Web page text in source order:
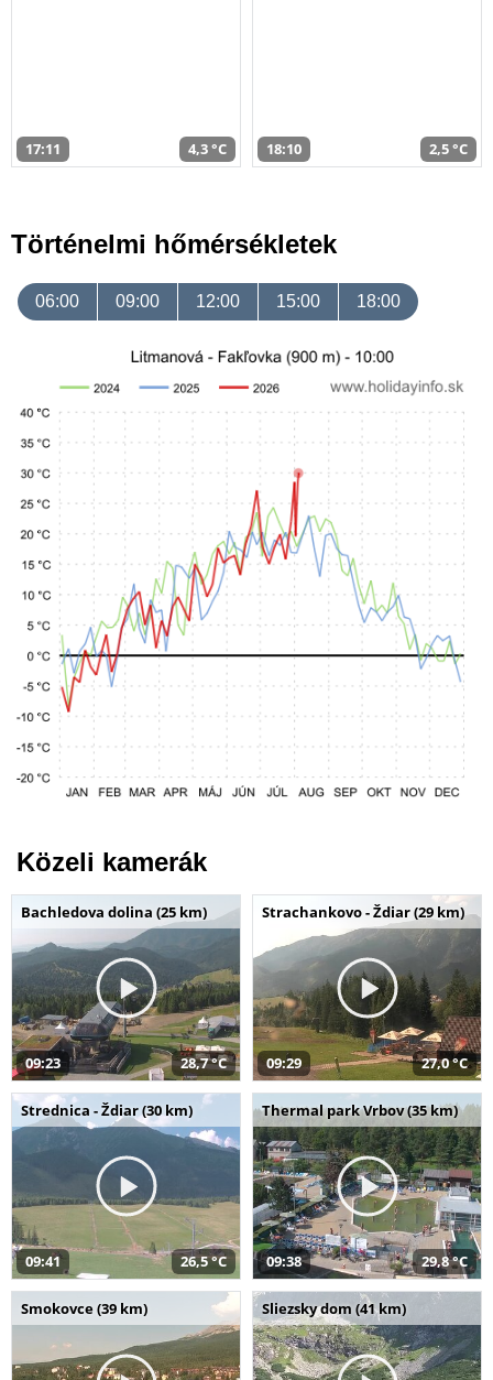
17:11 4,3 °C 18:10 2,5 °C
Történelmi hőmérsékletek
06:00 09:00 12:00 15:00 18:00
Közeli kamerák
Bachledova dolina (25 km)
09:23 28,7 °C
Strachankovo - Ždiar (29 km)
09:29 27,0 °C
Strednica - Ždiar (30 km)
09:41 26,5 °C
Thermal park Vrbov (35 km)
09:38 29,8 °C
Smokovce (39 km) Sliezsky dom (41 km)